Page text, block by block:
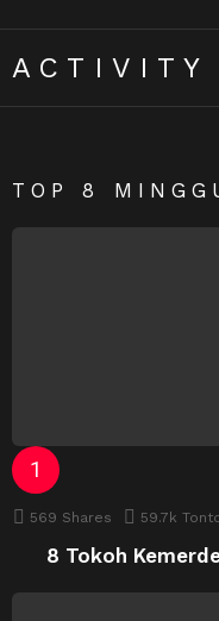
ACTIVITY
TOP 8
569 Shares 59.7k
8 Tokoh